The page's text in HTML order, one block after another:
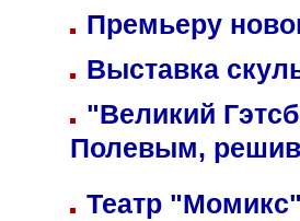
Премьеру
Выставка
"Великий
Полевым,
Театр